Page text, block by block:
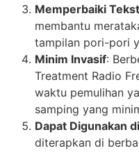
Memperbaiki
membantu
tampilan pori-pori
Minim Invasif:
Treatment Radio
waktu pemulihan
samping yang
Dapat Digunakan
diterapkan di